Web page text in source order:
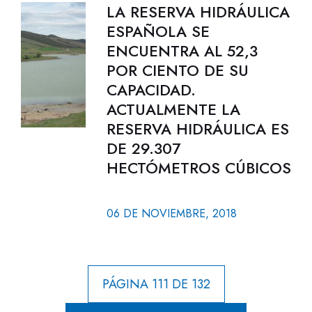
LA RESERVA HIDRÁULICA
ESPAÑOLA SE
ENCUENTRA AL 52,3
POR CIENTO DE SU
CAPACIDAD.
ACTUALMENTE LA
RESERVA HIDRÁULICA ES
DE 29.307
HECTÓMETROS CÚBICOS
06 DE NOVIEMBRE, 2018
PÁGINA 111 DE 132